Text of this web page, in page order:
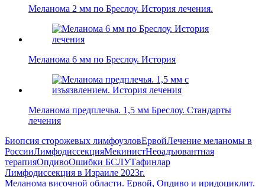
Меланома 2 мм по Бреслоу. История лечения.
Меланома 6 мм по Бреслоу. История
Меланома предплечья. 1,5 мм Бреслоу. Стандарты
лечения
Биопсия сторожевых лимфоузловЕрвойЛечение меланомы в
РоссииЛимфодиссекцияМекинистНеоадъювантная
терапияОпдивоОшибки БСЛУТафинлар
Навигация
Previous
Post:
Лимфодиссекция в Израиле 2023г.
Next
Меланома височной области. Ервой, Опдиво и иридоциклит.